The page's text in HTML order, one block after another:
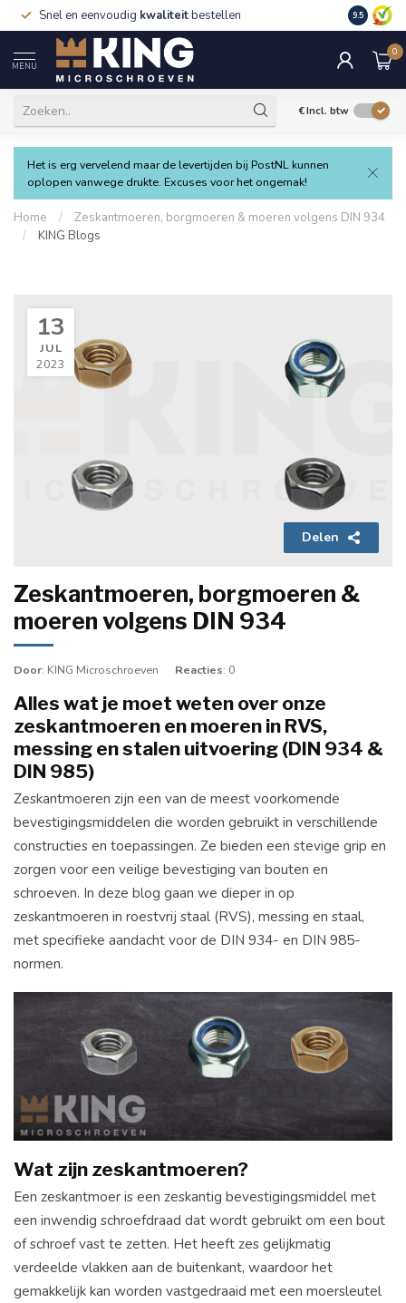
Snel en eenvoudig kwaliteitbestellen 9.5
MENU
0
€Incl. btw
Het is erg vervelend maar de levertijden bij PostNL kunnen
oplopen vanwege drukte. Excuses voor het ongemak!
Home /
Zeskantmoeren, borgmoeren & moeren volgens DIN 934
/
KING Blogs
13
JUL
2023
Delen
Zeskantmoeren, borgmoeren &
moeren volgens DIN 934
Door: KING Microschroeven Reacties: 0
Alles wat je moet weten over onze
zeskantmoeren en moeren in RVS,
messing en stalen uitvoering (DIN 934 &
DIN 985)
Zeskantmoeren zijn een van de meest voorkomende
bevestigingsmiddelen die worden gebruikt in verschillende
constructies en toepassingen. Ze bieden een stevige grip en
zorgen voor een veilige bevestiging van bouten en
schroeven. In deze blog gaan we dieper in op
zeskantmoeren in roestvrij staal (RVS), messing en staal,
met specifieke aandacht voor de DIN 934- en DIN 985-
normen.
Wat zijn zeskantmoeren?
Een zeskantmoer is een zeskantig bevestigingsmiddel met
een inwendig schroefdraad dat wordt gebruikt om een bout
of schroef vast te zetten. Het heeft zes gelijkmatig
verdeelde vlakken aan de buitenkant, waardoor het
gemakkelijk kan worden vastgedraaid met een moersleutel